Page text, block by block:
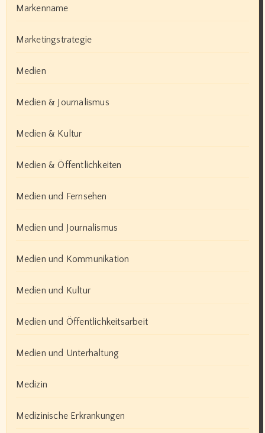
Markenname
Marketingstrategie
Medien
Medien & Journalismus
Medien & Kultur
Medien & Öffentlichkeiten
Medien und Fernsehen
Medien und Journalismus
Medien und Kommunikation
Medien und Kultur
Medien und Öffentlichkeitsarbeit
Medien und Unterhaltung
Medizin
Medizinische Erkrankungen